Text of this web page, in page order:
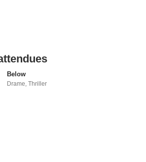
Below
Drame ,Thriller